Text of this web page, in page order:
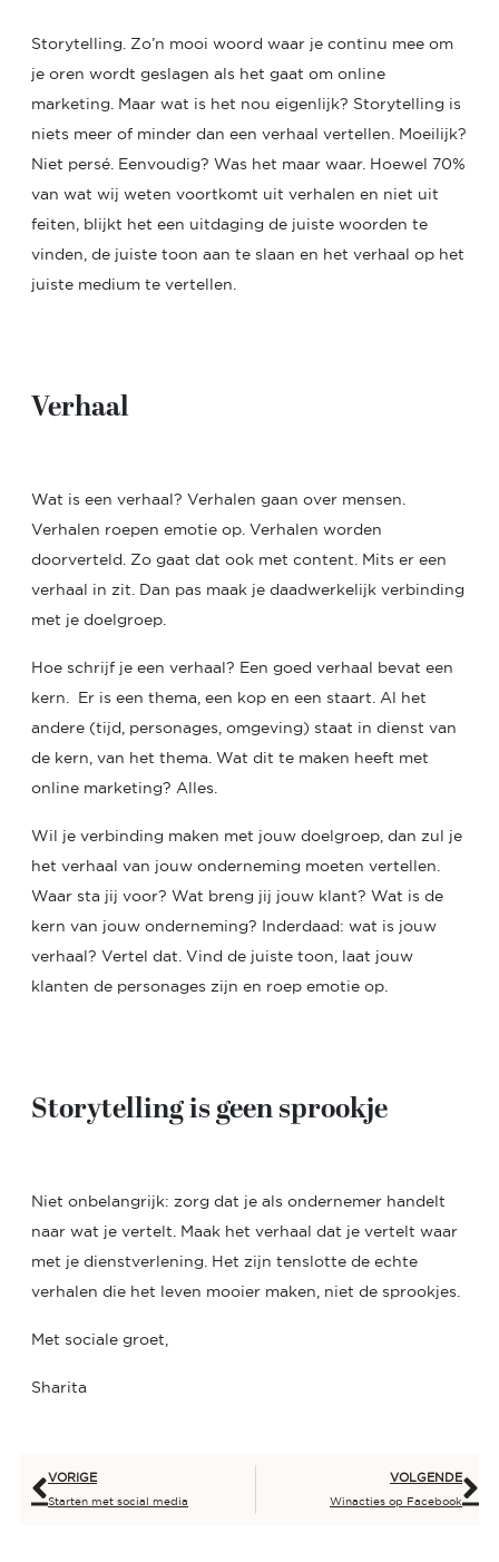
Storytelling. Zo’n mooi woord waar je continu mee om
je oren wordt geslagen als het gaat om online
marketing. Maar wat is het nou eigenlijk? Storytelling is
niets meer of minder dan een verhaal vertellen. Moeilijk?
Niet persé. Eenvoudig? Was het maar waar. Hoewel 70%
van wat wij weten voortkomt uit verhalen en niet uit
feiten, blijkt het een uitdaging de juiste woorden te
vinden, de juiste toon aan te slaan en het verhaal op het
juiste medium te vertellen.
Verhaal
Wat is een verhaal? Verhalen gaan over mensen.
Verhalen roepen emotie op. Verhalen worden
doorverteld. Zo gaat dat ook met content. Mits er een
verhaal in zit. Dan pas maak je daadwerkelijk verbinding
met je doelgroep.
Hoe schrijf je een verhaal? Een goed verhaal bevat een
kern. Er is een thema, een kop en een staart. Al het
andere (tijd, personages, omgeving) staat in dienst van
de kern, van het thema. Wat dit te maken heeft met
online marketing? Alles.
Wil je verbinding maken met jouw doelgroep, dan zul je
het verhaal van jouw onderneming moeten vertellen.
Waar sta jij voor? Wat breng jij jouw klant? Wat is de
kern van jouw onderneming? Inderdaad: wat is jouw
verhaal? Vertel dat. Vind de juiste toon, laat jouw
klanten de personages zijn en roep emotie op.
Storytelling is geen sprookje
Niet onbelangrijk: zorg dat je als ondernemer handelt
naar wat je vertelt. Maak het verhaal dat je vertelt waar
met je dienstverlening. Het zijn tenslotte de echte
verhalen die het leven mooier maken, niet de sprookjes.
Met sociale groet,
Sharita
VORIGE
Starten met social media
VOLGENDE
Winacties op Facebook